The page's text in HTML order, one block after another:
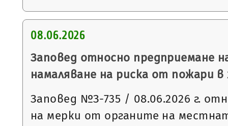
08.06.2026
Заповед относно предприемане
намаляване на риска от пожари
Заповед №З-735 / 08.06.2026 г.
на мерки от органите на